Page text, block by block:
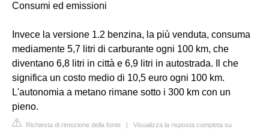
Consumi ed emissioni
Invece la versione 1.2 benzina, la più venduta, consuma
mediamente 5,7 litri di carburante ogni 100 km, che
diventano 6,8 litri in città e 6,9 litri in autostrada. Il che
significa un costo medio di 10,5 euro ogni 100 km.
L'autonomia a metano rimane sotto i 300 km con un
pieno.
Richiesta di rimozione della fonte | Visualizza la risposta completa su